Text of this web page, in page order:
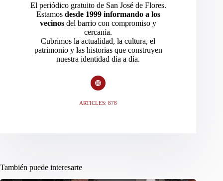
El periódico gratuito de San José de Flores.
Estamos desde 1999 informando a los
vecinos del barrio con compromiso y
cercanía.
Cubrimos la actualidad, la cultura, el
patrimonio y las historias que construyen
nuestra identidad día a día.
ARTICLES: 878
También puede interesarte